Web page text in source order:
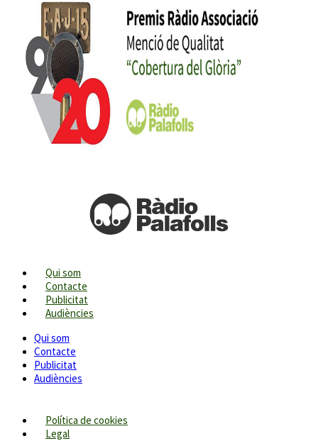
Qui som
Contacte
Publicitat
Audiències
Qui som
Contacte
Publicitat
Audiències
Política de cookies
Legal